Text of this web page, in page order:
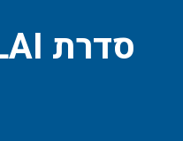
סדרת LAI